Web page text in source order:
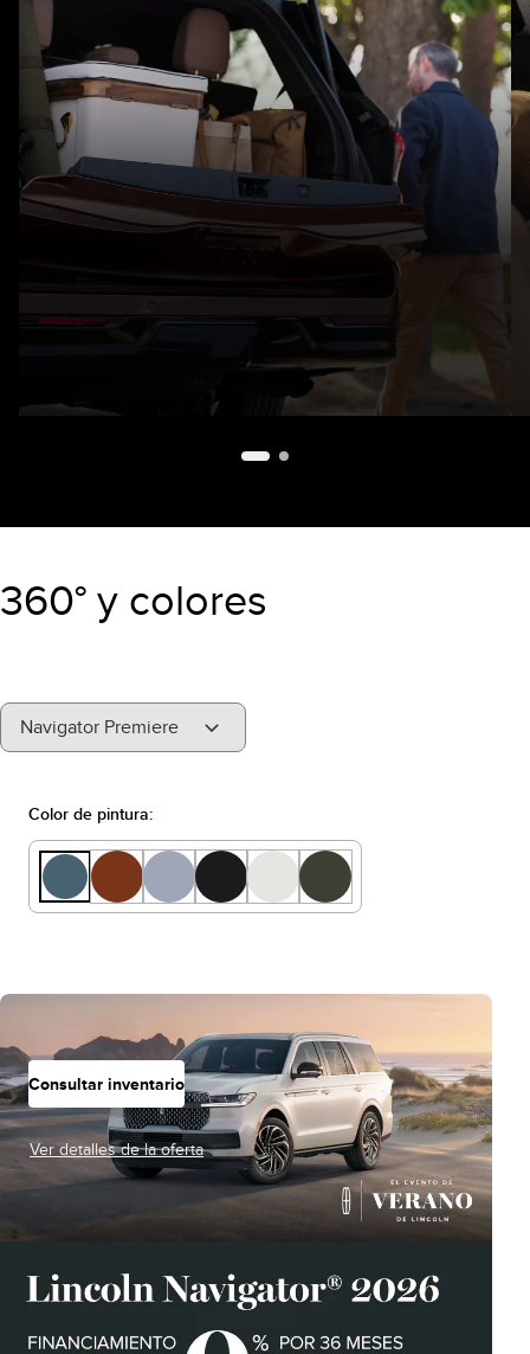
360° y colores
"Select
A
Navigator Premiere
Color de pintura:
Consultar inventario
Ver detalles de la oferta